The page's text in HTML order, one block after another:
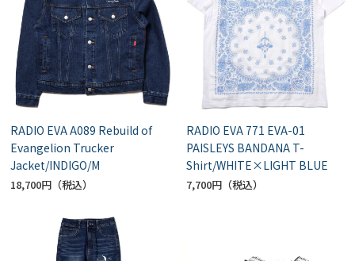
RADIO EVA A089 Rebuild of
Evangelion Trucker
Jacket/INDIGO/M
18,700円
RADIO EVA 771 EVA-01
PAISLEYS BANDANA T-
Shirt/WHITE×LIGHT BLUE
7,700円